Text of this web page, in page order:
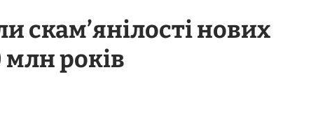
скам’янілості нових
млн років